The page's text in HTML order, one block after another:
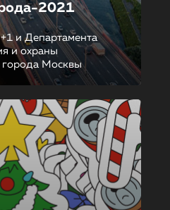
2021
и Департамента
и охраны
Москвы